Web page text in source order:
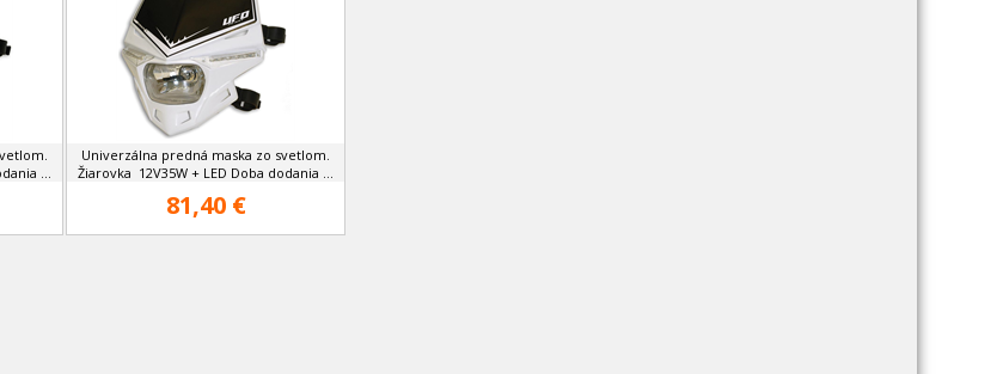
...
Univerzálna predná maska zo svetlom.
Žiarovka 12V35W + LED Doba dodania ...
81,40 €